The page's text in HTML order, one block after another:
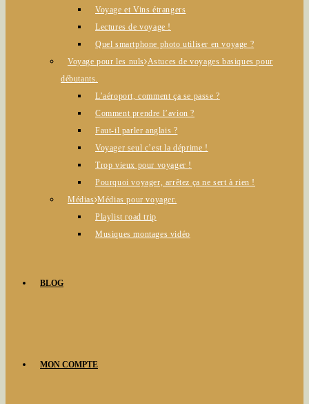
Voyage et Vins étrangers
Lectures de voyage !
Quel smartphone photo utiliser en voyage ?
Voyage pour les nuls Astuces de voyages basiques pour
débutants.
L’aéroport, comment ça se passe ?
Comment prendre l’avion ?
Faut-il parler anglais ?
Voyager seul c’est la déprime !
Trop vieux pour voyager !
Pourquoi voyager, arrêtez ça ne sert à rien !
Médias Médias pour voyager.
Playlist road trip
Musiques montages vidéo
BLOG
MON COMPTE